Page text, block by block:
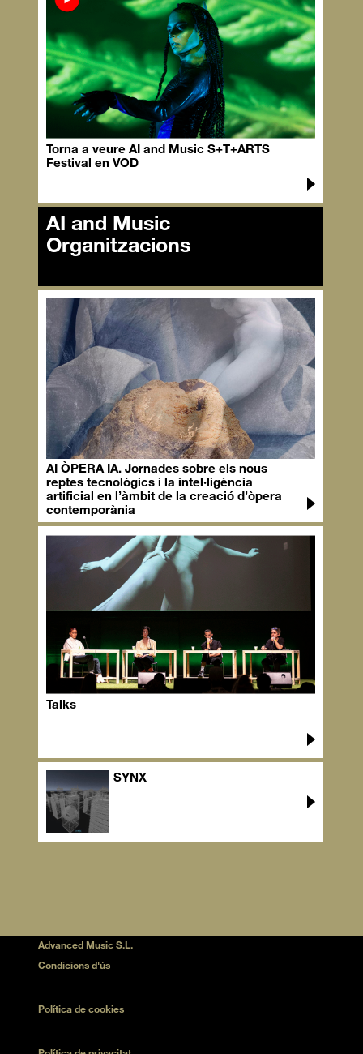
Torna a veure AI and Music S+T+ARTS
Festival en VOD
AI and Music
Organitzacions
AI and Music
Organitzacions
AI ÒPERA IA. Jornades sobre els nous
reptes tecnològics i la intel·ligència
artificial en l’àmbit de la creació d’òpera
contemporània
Talks
SYNX
Advanced Music S.L.
Condicions d'ús
Política de cookies